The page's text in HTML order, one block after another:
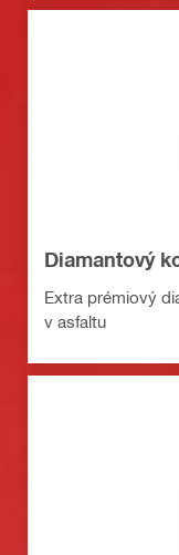
Diamantový
Extra prémiový
v asfaltu